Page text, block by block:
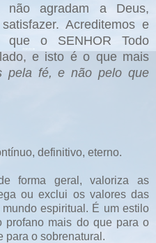
não agradam a Deus,
Acreditemos e
que o SENHOR Todo
e isto é o que mais
pela fé, e não pelo que
definitivo, eterno.
forma geral, valoriza as
ou exclui os valores das
espiritual. É um estilo
mais do que para o
para o sobrenatural.